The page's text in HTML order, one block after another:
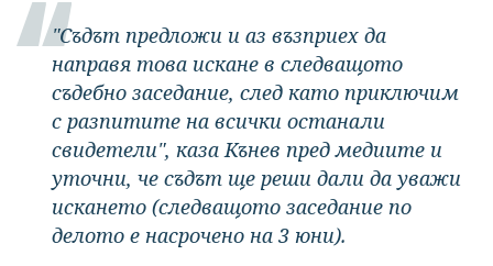
"Съдът предложи и аз възприех да
направя това искане в следващото
съдебно заседание, след като приключим
с разпитите на всички останали
свидетели", каза Кънев пред медиите и
уточни, че съдът ще реши дали да уважи
искането (следващото заседание по
делото е насрочено на 3 юни).